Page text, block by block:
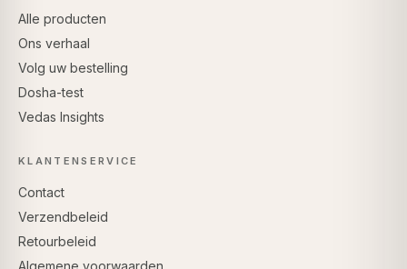
Alle producten
Ons verhaal
Volg uw bestelling
Dosha-test
Vedas Insights
KLANTENSERVICE
Contact
Verzendbeleid
Retourbeleid